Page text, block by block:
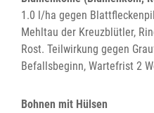
1.0 l/ha gegen
Mehltau der Kreuzblütler,
Rost. Teilwirkung gegen
Befallsbeginn, Wartefrist 2
Bohnen mit Hülsen